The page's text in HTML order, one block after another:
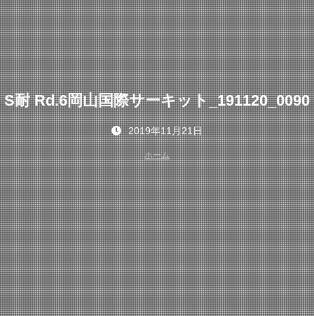
S耐 Rd.6岡山国際サーキット_191120_0090
2019年11月21日
ホーム